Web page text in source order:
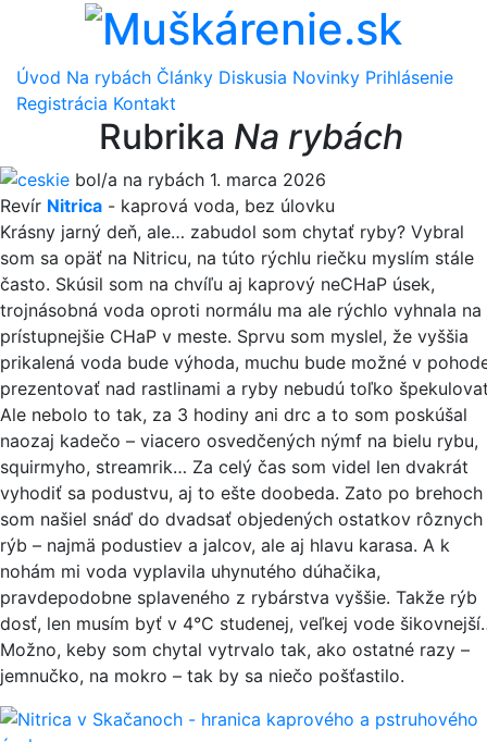
Úvod Na rybách Články Diskusia Novinky Prihlásenie
Registrácia Kontakt
Rubrika Na rybách
ceskie bol/a na rybách 1. marca 2026
Revír Nitrica - kaprová voda, bez úlovku
Krásny jarný deň, ale… zabudol som chytať ryby? Vybral
som sa opäť na Nitricu, na túto rýchlu riečku myslím stále
často. Skúsil som na chvíľu aj kaprový neCHaP úsek,
trojnásobná voda oproti normálu ma ale rýchlo vyhnala na
prístupnejšie CHaP v meste. Sprvu som myslel, že vyššia
prikalená voda bude výhoda, muchu bude možné v
prezentovať nad rastlinami a ryby nebudú toľko
Ale nebolo to tak, za 3 hodiny ani drc a to som poskúšal
naozaj kadečo – viacero osvedčených nýmf na bielu rybu,
squirmyho, streamrik… Za celý čas som videl len dvakrát
vyhodiť sa podustvu, aj to ešte doobeda. Zato po brehoch
som našiel snáď do dvadsať objedených ostatkov rôznych
rýb – najmä podustiev a jalcov, ale aj hlavu karasa. A k
nohám mi voda vyplavila uhynutého dúhačika,
pravdepodobne splaveného z rybárstva vyššie. Takže rýb
dosť, len musím byť v 4°C studenej, veľkej vode
Možno, keby som chytal vytrvalo tak, ako ostatné razy –
jemnučko, na mokro – tak by sa niečo pošťastilo.